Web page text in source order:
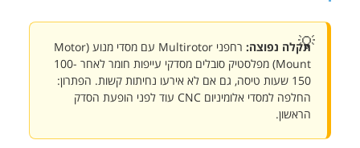
תקלה נפוצה:
רחפני Multirotor עם מסדי מנוע (Motor
Mount) מפלסטיק סובלים מסדקי עייפות חומר לאחר 100-
150 שעות טיסה, גם אם לא אירעו נחיתות קשות. הפתרון:
החלפה למסדי אלומיניום CNC עוד לפני הופעת הסדק
הראשון.